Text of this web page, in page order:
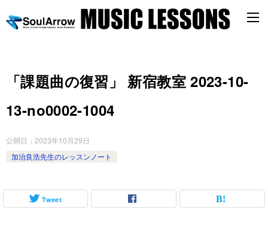
「課題曲の復習」 新宿教室 2023-10-
13-no0002-1004
公開日： 2023年10月29日
加治良浩先生のレッスンノート
Tweet